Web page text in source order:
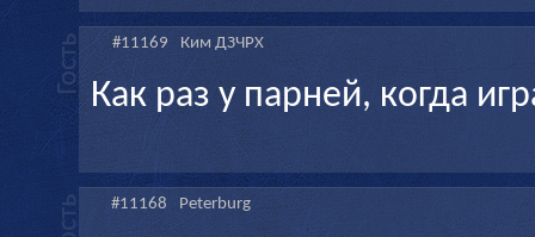
#11169 Ким ДЗЧРХ
Как раз у парней, когда
#11168 Peterburg